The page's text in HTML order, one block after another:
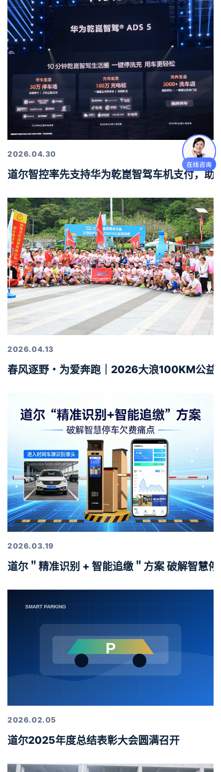
2026.04.30
道尔智控率先支持华为乾崑智驾车机支付，助
2026.04.13
春风逐野・为爱奔跑｜2026大浪100KM公益
2026.03.19
道尔＂精准识别 + 智能追缴＂方案 破解智慧
2026.02.05
道尔2025年度总结表彰大会圆满召开